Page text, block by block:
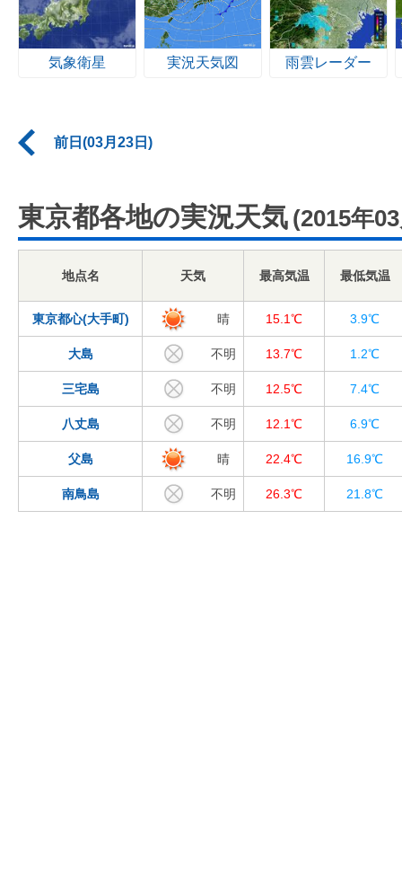
気象衛星 実況天気図 雨雲レーダー
前日(03月23日)
東京都各地の実況天気 (2015年
地点名 天気 最高気温 最低気温
東京都心(大手町) 晴 15.1℃ 3.9℃
大島 不明 13.7℃ 1.2℃
三宅島 不明 12.5℃ 7.4℃
八丈島 不明 12.1℃ 6.9℃
父島 晴 22.4℃ 16.9℃
南鳥島 不明 26.3℃ 21.8℃